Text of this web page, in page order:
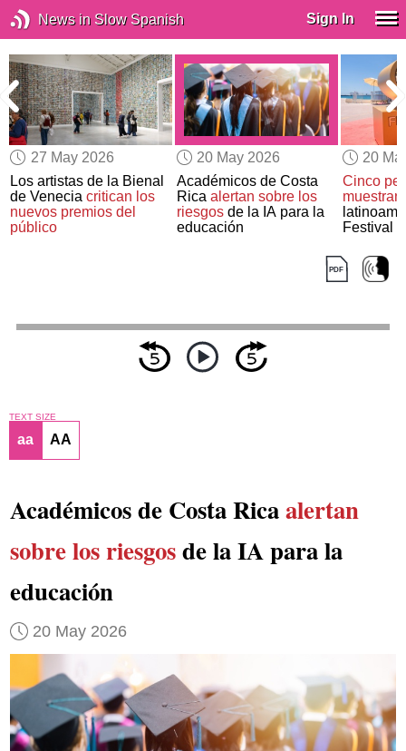
News in Slow Spanish Sign In
27 May 2026
Los artistas de la Bienal
de Veneciacritican los
nuevos premios del
público
20 May 2026
Académicos de Costa
Rica alertan sobre los
riesgosde la IA para la
educación
20
Cinco
muestran
Festival
TEXT SIZE
aa AA
Académicos de Costa Ricaalertan
sobre los riesgosde la IA para la
educación
20 May 2026